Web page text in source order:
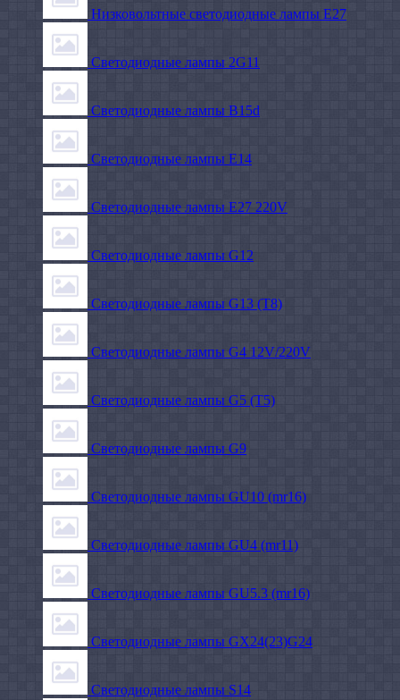
Низковольтные светодиодные лампы E27
Светодиодные лампы 2G11
Светодиодные лампы B15d
Светодиодные лампы E14
Светодиодные лампы E27 220V
Светодиодные лампы G12
Светодиодные лампы G13 (T8)
Светодиодные лампы G4 12V/220V
Светодиодные лампы G5 (T5)
Светодиодные лампы G9
Светодиодные лампы GU10 (mr16)
Светодиодные лампы GU4 (mr11)
Светодиодные лампы GU5.3 (mr16)
Светодиодные лампы GX24(23)G24
Светодиодные лампы S14